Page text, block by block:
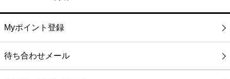
Myポイント登録
待ち合わせメール